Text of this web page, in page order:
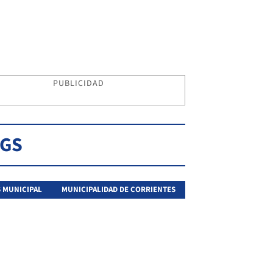
PUBLICIDAD
MUNICIPAL MUNICIPALIDAD DE CORRIENTES